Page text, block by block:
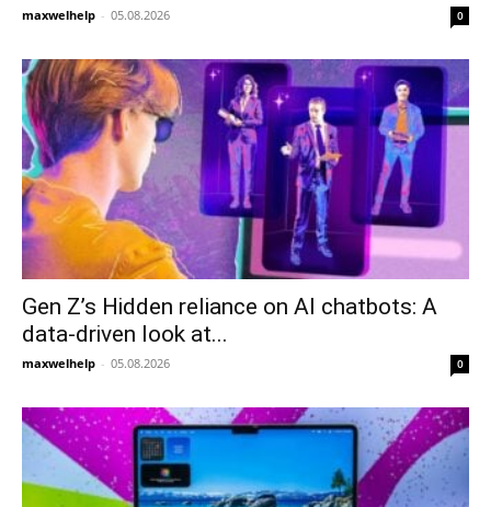
maxwelhelp - 05.08.2026 0
Gen Z’s Hidden reliance on AI chatbots: A
data-driven look at...
maxwelhelp - 05.08.2026 0